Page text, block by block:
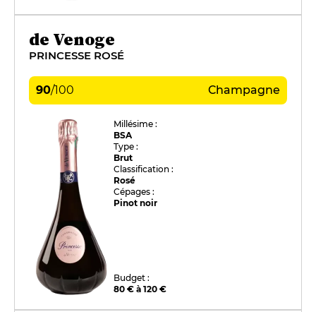
de Venoge
PRINCESSE ROSÉ
90/100 Champagne
Millésime :
BSA
Type :
Brut
Classification :
Rosé
Cépages :
Pinot noir
Budget :
80 € à 120 €